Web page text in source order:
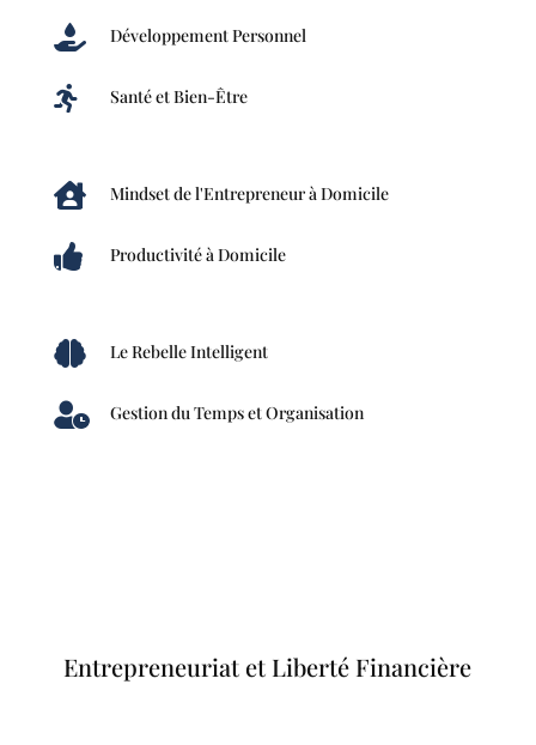
 Développement Personnel
 Santé et Bien-Être
 Mindset de l'Entrepreneur à Domicile
 Productivité à Domicile
 Le Rebelle Intelligent
 Gestion du Temps et Organisation
Entrepreneuriat et Liberté Financière